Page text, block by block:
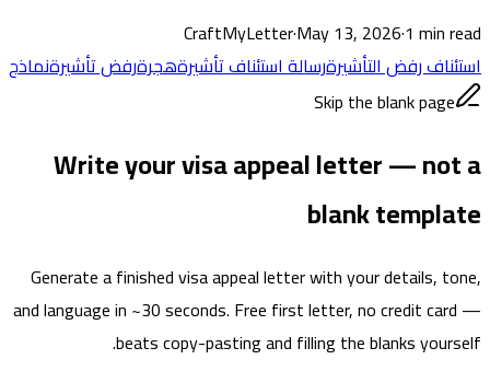
CraftMyLetter·May 13, 2026·1 min read
استئناف رفض التأشيرةرسالة استئناف تأشيرةهجرةرفض تأشيرةنماذج
Skip the blank page
Write your visa appeal letter — not a
blank template
Generate a finished visa appeal letter with your details, tone,
and language in ~30 seconds. Free first letter, no credit card —
beats copy-pasting and filling the blanks yourself.